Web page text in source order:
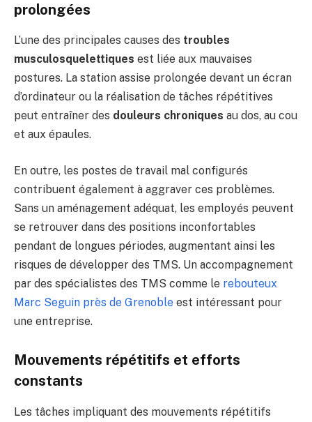
prolongées
L’une des principales causes des troubles
musculosquelettiques est liée aux mauvaises
postures. La station assise prolongée devant un écran
d’ordinateur ou la réalisation de tâches répétitives
peut entraîner des douleurs chroniques au dos, au cou
et aux épaules.
En outre, les postes de travail mal configurés
contribuent également à aggraver ces problèmes.
Sans un aménagement adéquat, les employés peuvent
se retrouver dans des positions inconfortables
pendant de longues périodes, augmentant ainsi les
risques de développer des TMS. Un accompagnement
par des spécialistes des TMS comme le rebouteux
Marc Seguin près de Grenoble est intéressant pour
une entreprise.
Mouvements répétitifs et efforts
constants
Les tâches impliquant des mouvements répétitifs